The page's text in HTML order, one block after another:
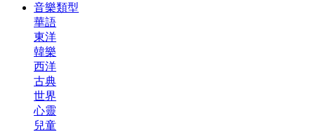
音樂類型
華語
東洋
韓樂
西洋
古典
世界
心靈
兒童